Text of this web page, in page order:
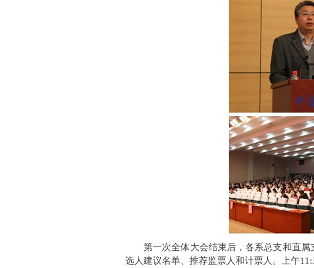
第一次全体大会结束后，各系总支和直
选人建议名单、推荐监票人和计票人。上午